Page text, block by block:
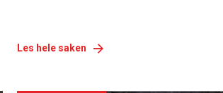
Les hele saken